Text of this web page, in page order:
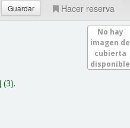
Hacer reserva
No hay
imagen de
cubierta
disponible
(3).